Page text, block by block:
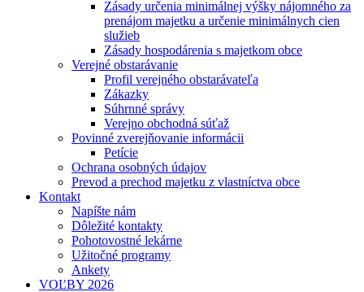
Zásady určenia minimálnej výšky nájomného za
prenájom majetku a určenie minimálnych cien
služieb
Zásady hospodárenia s majetkom obce
Verejné obstarávanie
Profil verejného obstarávateľa
Zákazky
Súhrnné správy
Verejno obchodná súťaž
Povinné zverejňovanie informácii
Petície
Ochrana osobných údajov
Prevod a prechod majetku z vlastníctva obce
Kontakt
Napíšte nám
Dôležité kontakty
Pohotovostné lekárne
Užitočné programy
Ankety
VOĽBY 2026